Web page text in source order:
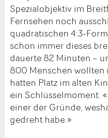
Spezialobjektiv im
Fernsehen noch
quadratischen 4:3-
schon immer dieses
dauerte 82 Minuten –
800 Menschen wollten
hatten Platz im alten
ein Schlüsselmoment.
einer der Gründe,
gedreht habe.»